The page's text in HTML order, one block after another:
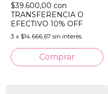
$39.600,00 con
TRANSFERENCIA O
EFECTIVO 10% OFF
3 x $14.666,67 sin interés